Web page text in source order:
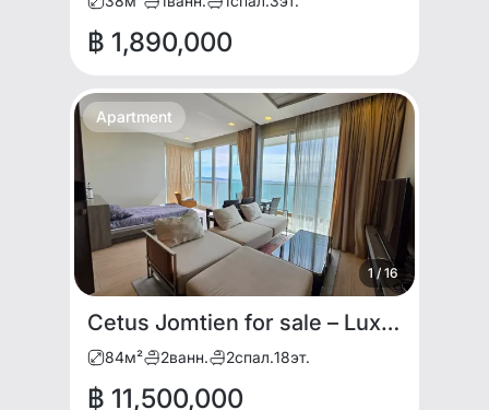
฿ 1,890,000
1/ 16
Apartment
Cetus Jomtien for sale – Luxury Sea View Condo
84м² 2ванн. 2спал.18эт.
฿ 11,500,000